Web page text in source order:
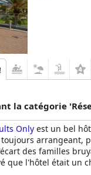
la catégorie
Only est un bel
arrangeant,
des familles
que l'hôtel était un